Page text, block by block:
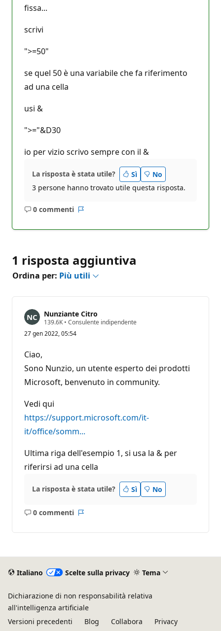
fissa...
scrivi
">=50"
se quel 50 è una variabile che fa riferimento
ad una cella
usi &
">="&D30
io per vizio scrivo sempre con il &
La risposta è stata utile? Sì
No
3 persone hanno trovato utile questa risposta.
0 commenti
Nessun
1 risposta aggiuntiva
Ordina per: Più utili
Nunziante Citro
139.6K P
n
i
r
e
z
o
• Consulente indipendente
27 gen 2022, 05:54
Ciao,
Sono Nunzio, un utente esperto dei prodotti
Microsoft, benvenuto in community.
Vedi qui
https://support.microsoft.com/it-
it/office/somm...
Ultima riga dell'esempio 1, si usa la & per
riferirsi ad una cella
La risposta è stata utile? Sì No
0 commenti
Nessun
Italiano Scelte sulla privacy Tema
Dichiarazione di non responsabilità relativa
all'intelligenza artificiale
Versioni precedenti
Blog Collabora
Privacy